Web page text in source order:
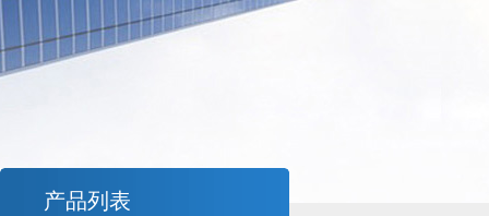
产品列表